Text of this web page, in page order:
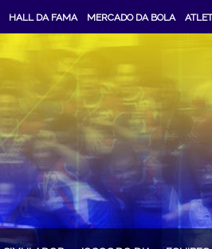
HALL DA FAMA MERCADO DA BOLA